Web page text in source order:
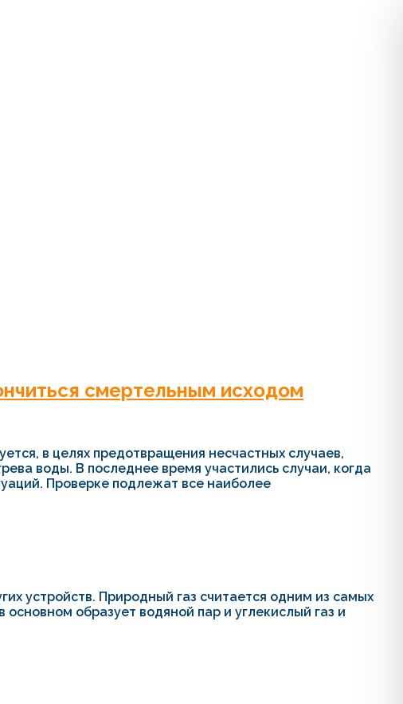
смертельным исходом
в целях предотвращения несчастных случаев,
воды. В последнее время участились случаи, когда
Проверке подлежат все наиболее
устройств. Природный газ считается одним из самых
образует водяной пар и углекислый газ и